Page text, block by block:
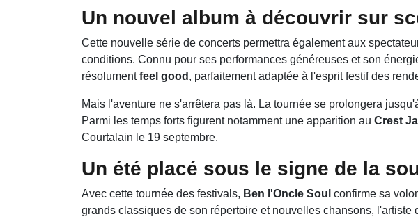
Un nouvel album à découvrir sur
Cette nouvelle série de concerts permettra également aux
conditions. Connu pour ses performances généreuses et son
résolumentfeel good , parfaitement adaptée à l'esprit festif des
Mais l'aventure ne s'arrêtera pas là. La tournée se prolongera
Parmi les temps forts figurent notamment une apparition au Crest
Courtalain le 19 septembre.
Un été placé sous le signe de la
Avec cette tournée des festivals, Ben l'Oncle Soul confirme sa
grands classiques de son répertoire et nouvelles chansons,